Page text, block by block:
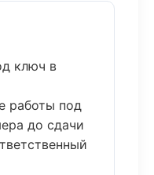
ключ в
работы под
до сдачи